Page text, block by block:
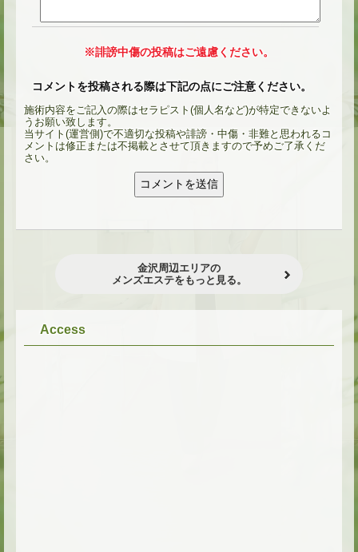
※誹謗中傷の投稿はご遠慮ください。
コメントを投稿される際は下記の点にご注意ください。
施術内容をご記入の際はセラピスト(個人名など)が特定できないよ
うお願い致します。
当サイト(運営側)で不適切な投稿や誹謗・中傷・非難と思われるコ
メントは修正または不掲載とさせて頂きますので予めご了承くだ
さい。
金沢周辺エリアの
メンズエステをもっと見る。
Access